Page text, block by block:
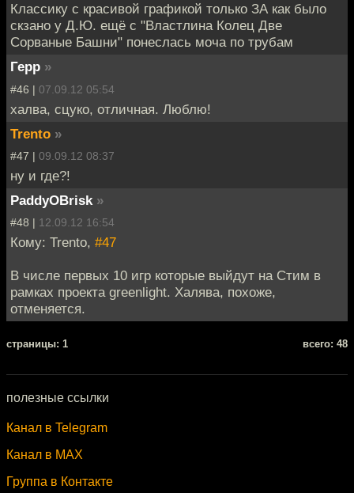
Классику с красивой графикой только ЗА как было
скзано у Д.Ю. ещё с "Властлина Колец Две
Сорваные Башни" понеслась моча по трубам
Герр »
#46 | 07.09.12 05:54
халва, сцуко, отличная. Люблю!
Trento »
#47 | 09.09.12 08:37
ну и где?!
PaddyOBrisk »
#48 | 12.09.12 16:54
Кому: Trento, #47
В числе первых 10 игр которые выйдут на Стим в
рамках проекта greenlight. Халява, похоже,
отменяется.
cтраницы: 1 всего: 48
полезные ссылки
Канал в Telegram
Канал в MAX
Группа в Контакте